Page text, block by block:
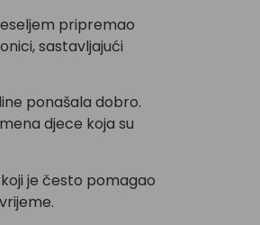
pripremao
sastavljajući
ponašala dobro.
djece koja su
je često pomagao